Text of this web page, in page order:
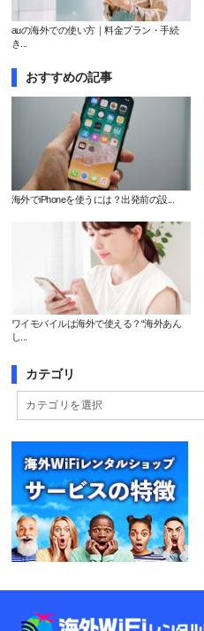
auの海外での使い方｜料金プラン・手続
き...
おすすめの記事
海外でiPhoneを使うには？出発前の設...
ワイモバイルは海外で使える？“海外あん
し...
カテゴリ